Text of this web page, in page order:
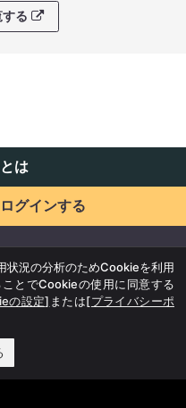
る
は
グインする
状況の分析のためCookieを利用
とでCookieの使用に同意する
の設定] または[プライバシーポ